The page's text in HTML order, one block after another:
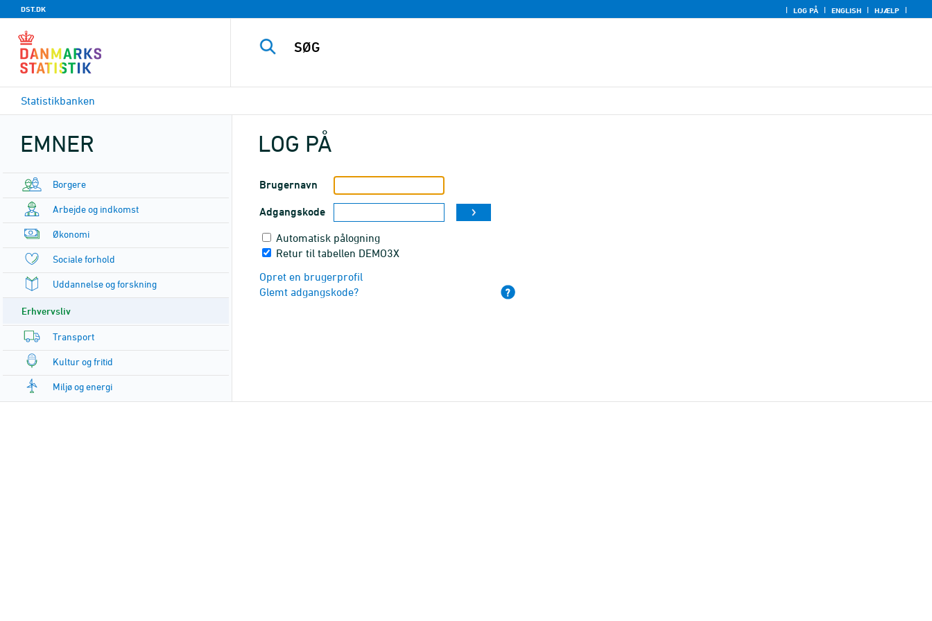
DST.DK LOG PÅ ENGLISH HJÆLP
Statistikbanken
EMNER
Borgere
Arbejde og indkomst
Økonomi
Sociale forhold
Uddannelse og forskning
Erhvervsliv
Transport
Kultur og fritid
Miljø og energi
LOG PÅ
Brugernavn
Adgangskode
Automatisk pålogning
Retur til tabellen DEMO3X
Opret en brugerprofil
Glemt adgangskode?